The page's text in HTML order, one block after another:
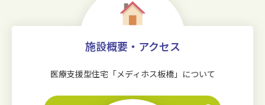
施設概要・アクセス
医療支援型住宅「メディホス板橋」について